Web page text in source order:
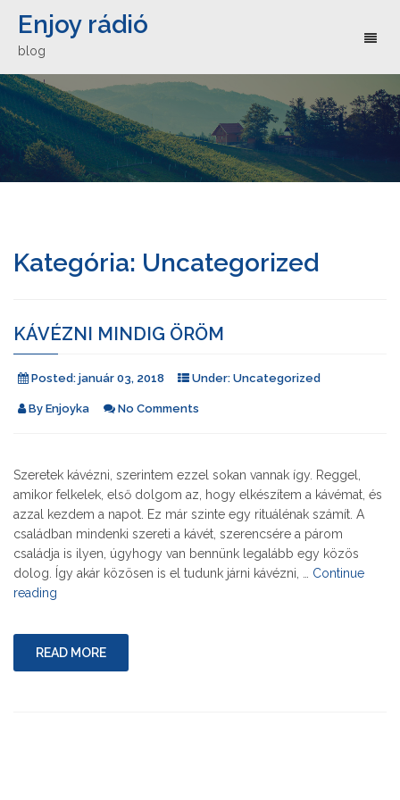
Enjoy rádió
blog
Kategória: Uncategorized
KÁVÉZNI MINDIG ÖRÖM
Posted: január 03, 2018 Under: Uncategorized
By Enjoyka No Comments
Szeretek kávézni, szerintem ezzel sokan vannak így. Reggel,
amikor felkelek, első dolgom az, hogy elkészítem a kávémat, és
azzal kezdem a napot. Ez már szinte egy rituálénak számít. A
családban mindenki szereti a kávét, szerencsére a párom
családja is ilyen, úgyhogy van bennünk legalább egy közös
dolog. Így akár közösen is el tudunk járni kávézni, … Continue
reading
öröm"
READ MORE